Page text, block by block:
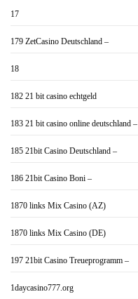
17
179 ZetCasino Deutschland –
18
182 21 bit casino echtgeld
183 21 bit casino online deutschland –
185 21bit Casino Deutschland –
186 21bit Casino Boni –
1870 links Mix Casino (AZ)
1870 links Mix Casino (DE)
197 21bit Casino Treueprogramm –
1daycasino777.org